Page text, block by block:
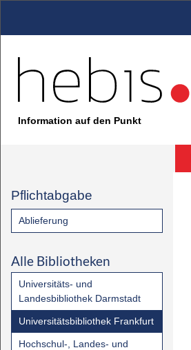
Information auf den Punkt
Pflichtabgabe
Ablieferung
Alle Bibliotheken
Universitäts- und
Landesbibliothek Darmstadt
Universitätsbibliothek Frankfurt
Hochschul-, Landes- und